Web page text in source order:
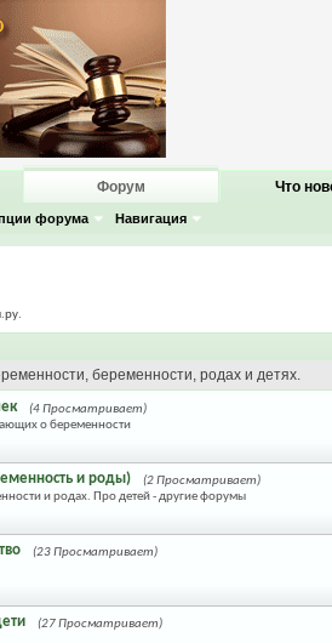
Форум
форума Навигация
Что
беременности, родах и детях.
(4 Просматривает)
о беременности
и роды)
(2 Просматривает)
и родах. Про детей - другие форумы
(23 Просматривает)
(27 Просматривает)